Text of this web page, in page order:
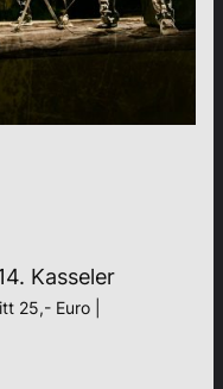
Kasseler
25,- Euro |